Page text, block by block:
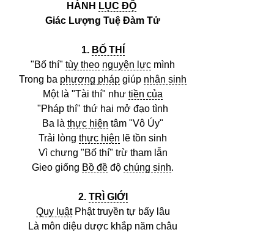
HÀNH LỤC ĐỘ
Giác Lượng Tuệ Đàm Tử
1. BỐ THÍ
"Bố thí" tùy theo nguyện lực mình
Trong ba phương pháp giúp nhân sinh
Một là "Tài thí" như tiền của
"Pháp thí" thứ hai mở đạo tình
Ba là thực hiện tâm "Vô Úy"
Trải lòng thực hiện lẽ tồn sinh
Vì chưng "Bố thí" trừ tham lẫn
Gieo giống Bồ đề độ chúng sinh.
2. TRÌ GIỚI
Quy luậtPhật truyền tự bấy lâu
Là môn diệu dược khắp năm châu